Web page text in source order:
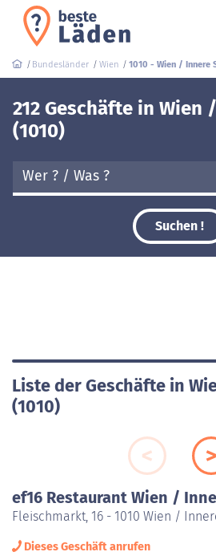
Bundesländer Wien 1010 - Wien / Innere
212 Geschäfte in Wien
(1010)
Suchen !
Liste der Geschäfte in
(1010)
ef16 Restaurant Wien /
Fleischmarkt, 16 - 1010 Wien /
Dieses Geschäft anrufen